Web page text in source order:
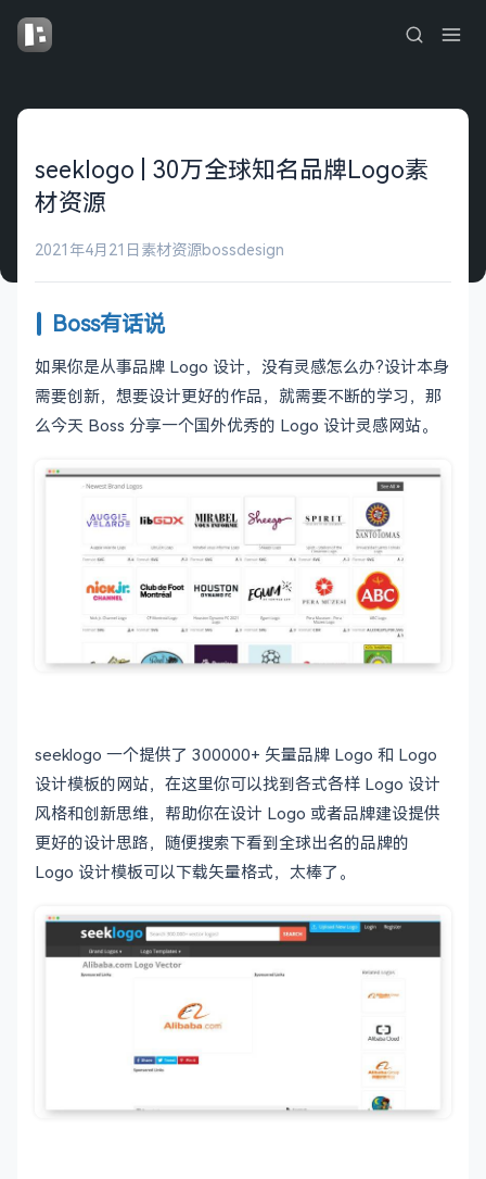
seeklogo | 30万全球知名品牌Logo素
材资源
2021年4月21日 素材资源bossdesign
Boss有话说
如果你是从事品牌 Logo 设计，没有灵感怎么办?设计本身
需要创新，想要设计更好的作品，就需要不断的学习，那
么今天 Boss 分享一个国外优秀的 Logo 设计灵感网站。
seeklogo 一个提供了 300000+ 矢量品牌 Logo 和 Logo
设计模板的网站，在这里你可以找到各式各样 Logo 设计
风格和创新思维，帮助你在设计 Logo 或者品牌建设提供
更好的设计思路，随便搜索下看到全球出名的品牌的
Logo 设计模板可以下载矢量格式，太棒了。